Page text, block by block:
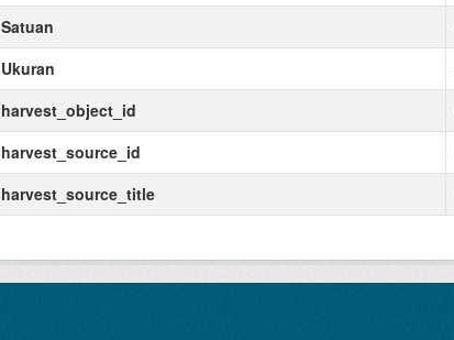
Satuan
Ukuran
harvest_object_id
harvest_source_id
harvest_source_title